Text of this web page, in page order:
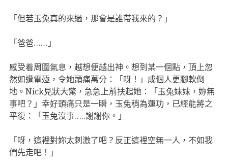
「但若玉兔真的來過，那會是誰帶我來的？」
「爸爸……」
感受着周圍氣息，越想便越出神。想到某一個點，頂上忽
然如遭電殛，令她頭痛萬分：「呀！」成個人更腳軟倒
地。Nick見狀大驚，急急上前扶起她：「玉兔妹妹，妳無
事吧？」幸好頭痛只是一瞬，玉兔稍為運功，已經能將之
平復：「玉兔沒事…..謝謝你。」
「呀，這裡對妳太刺激了吧？反正這裡空無一人，不如我
們先走吧！」